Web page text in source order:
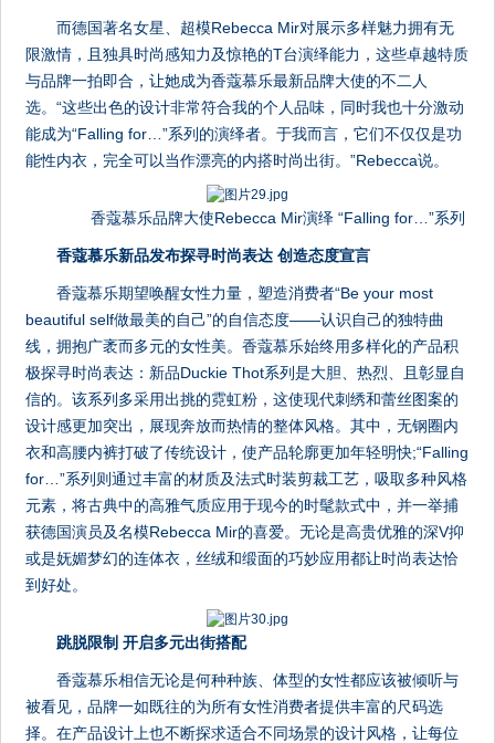
而德国著名女星、超模Rebecca Mir对展示多样魅力拥有无
限激情，且独具时尚感知力及惊艳的T台演绎能力，这些卓越特质
与品牌一拍即合，让她成为香蔻慕乐最新品牌大使的不二人
选。“这些出色的设计非常符合我的个人品味，同时我也十分激动
能成为“Falling for…”系列的演绎者。于我而言，它们不仅仅是功
能性内衣，完全可以当作漂亮的内搭时尚出街。”Rebecca说。
香蔻慕乐品牌大使Rebecca Mir演绎 “Falling for…”系列
香蔻慕乐新品发布探寻时尚表达 创造态度宣言
香蔻慕乐期望唤醒女性力量，塑造消费者“Be your most
beautiful self做最美的自己”的自信态度——认识自己的独特曲
线，拥抱广袤而多元的女性美。香蔻慕乐始终用多样化的产品积
极探寻时尚表达：新品Duckie Thot系列是大胆、热烈、且彰显自
信的。该系列多采用出挑的霓虹粉，这使现代刺绣和蕾丝图案的
设计感更加突出，展现奔放而热情的整体风格。其中，无钢圈内
衣和高腰内裤打破了传统设计，使产品轮廓更加年轻明快;“Falling
for…”系列则通过丰富的材质及法式时装剪裁工艺，吸取多种风格
元素，将古典中的高雅气质应用于现今的时髦款式中，并一举捕
获德国演员及名模Rebecca Mir的喜爱。无论是高贵优雅的深V抑
或是妩媚梦幻的连体衣，丝绒和缎面的巧妙应用都让时尚表达恰
到好处。
跳脱限制 开启多元出街搭配
香蔻慕乐相信无论是何种种族、体型的女性都应该被倾听与
被看见，品牌一如既往的为所有女性消费者提供丰富的尺码选
择。在产品设计上也不断探求适合不同场景的设计风格，让每位